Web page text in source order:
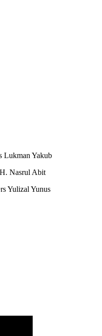
Lukman Yakub
Nasrul Abit
Yunus